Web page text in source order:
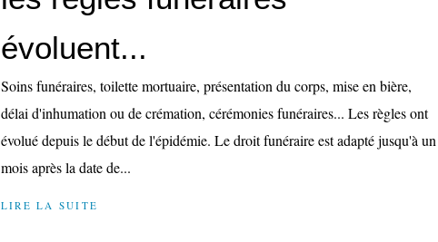
évoluent...
Soins funéraires, toilette mortuaire, présentation du corps, mise en bière,
délai d'inhumation ou de crémation, cérémonies funéraires... Les règles ont
évolué depuis le début de l'épidémie. Le droit funéraire est adapté jusqu'à un
mois après la date de...
LIRE LA SUITE